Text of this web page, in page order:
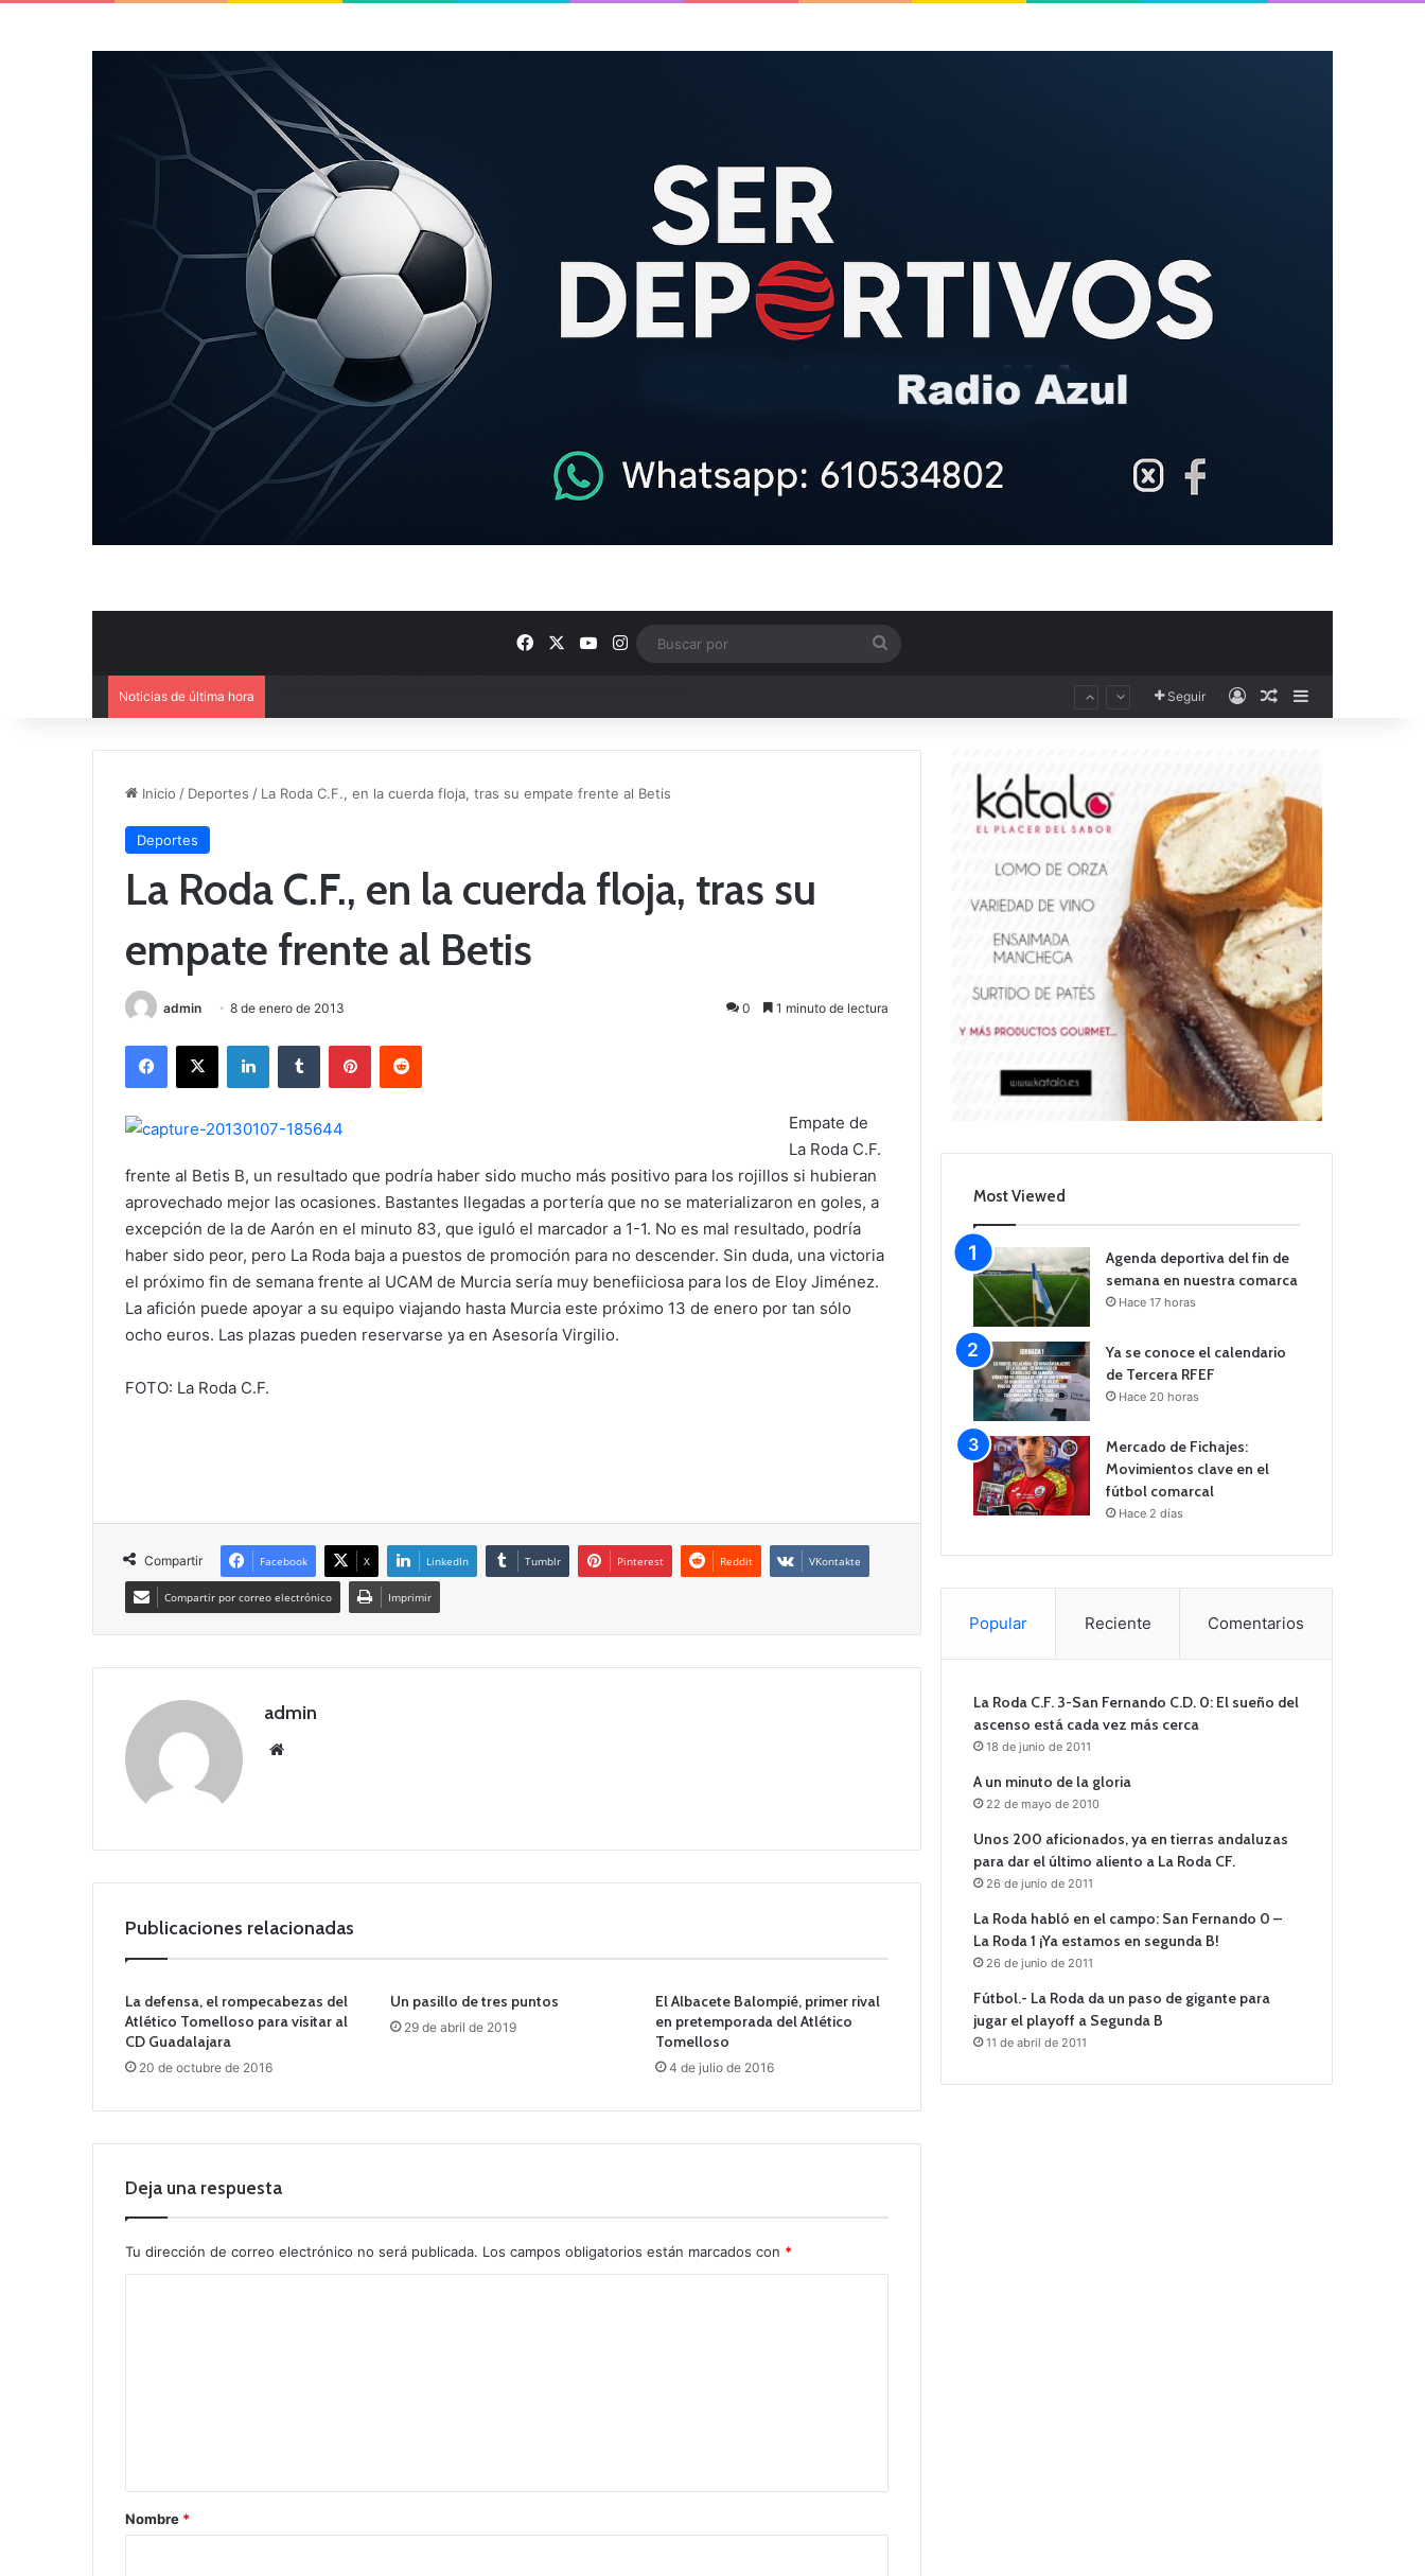
FacebookYouTube
Instagram
Noticias de última hora Seguir AccesoPublicación al
Inicio / Deportes / La Roda C.F., en la cuerda floja, tras su empate frente al Betis
Deportes
La Roda C.F., en la cuerda floja, tras su
empate frente al Betis
admin 8 de enero de 2013 0 1 minuto de lectura
Empate de
La Roda C.F.
frente al Betis B, un resultado que podría haber sido mucho más positivo para los rojillos si hubieran
aprovechado mejor las ocasiones. Bastantes llegadas a portería que no se materializaron en goles, a
excepción de la de Aarón en el minuto 83, que iguló el marcador a 1-1. No es mal resultado, podría
haber sido peor, pero La Roda baja a puestos de promoción para no descender. Sin duda, una victoria
el próximo fin de semana frente al UCAM de Murcia sería muy benefiiciosa para los de Eloy Jiménez.
La afición puede apoyar a su equipo viajando hasta Murcia este próximo 13 de enero por tan sólo
ocho euros. Las plazas pueden reservarse ya en Asesoría Virgilio.
FOTO: La Roda C.F.
Compartir Facebook X LinkedIn Tumblr Pinterest Reddit VKontakte
Compartir por correo electrónico Imprimir
admin
Publicaciones relacionadas
La defensa, el rompecabezas del
Atlético Tomelloso para visitar al
CD Guadalajara
20 de octubre de 2016
Un pasillo de tres puntos
29 de abril de 2019
El Albacete Balompié, primer rival
en pretemporada del Atlético
Tomelloso
4 de julio de 2016
Deja una respuesta
Tu dirección de correo electrónico no será publicada. Los campos obligatorios están marcados con *
r
Nombre *
Most Viewed
Agenda deportiva del fin de
semana en nuestra comarca
Hace 17 horas
Ya se conoce el calendario
de Tercera RFEF
Hace 20 horas
Mercado de Fichajes:
Movimientos clave en el
fútbol comarcal
Hace 2 días
Popular Reciente Comentarios
La Roda C.F. 3-San Fernando C.D. 0: El sueño del
ascenso está cada vez más cerca
18 de junio de 2011
A un minuto de la gloria
22 de mayo de 2010
Unos 200 aficionados, ya en tierras andaluzas
para dar el último aliento a La Roda CF.
26 de junio de 2011
La Roda habló en el campo: San Fernando 0 –
La Roda 1 ¡Ya estamos en segunda B!
26 de junio de 2011
Fútbol.- La Roda da un paso de gigante para
jugar el playoff a Segunda B
11 de abril de 2011